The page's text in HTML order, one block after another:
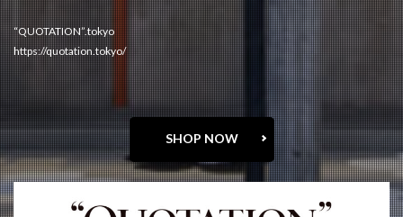
“QUOTATION”.tokyo
https://quotation.tokyo/
SHOP NOW